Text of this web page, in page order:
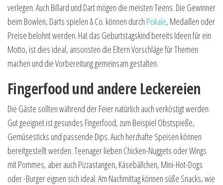
verlegen. Auch Billard und Dart mögen die meisten Teens. Die Gewinner
beim Bowlen, Darts spielen & Co. können durch Pokale, Medaillen oder
Preise belohnt werden. Hat das Geburtstagskind bereits Ideen für ein
Motto, ist dies ideal, ansonsten die Eltern Vorschläge für Themen
machen und die Vorbereitung gemeinsam gestalten.
Fingerfood und andere Leckereien
Die Gäste sollten während der Feier natürlich auch verköstigt werden.
Gut geeignet ist gesundes Fingerfood, zum Beispiel Obstspieße,
Gemüsesticks und passende Dips. Auch herzhafte Speisen können
bereitgestellt werden. Teenager lieben Chicken-Nuggets oder Wings
mit Pommes, aber auch Pizzastangen, Käsebällchen, Mini-Hot-Dogs
oder -Burger eignen sich ideal. Am Nachmittag können süße Snacks, wie